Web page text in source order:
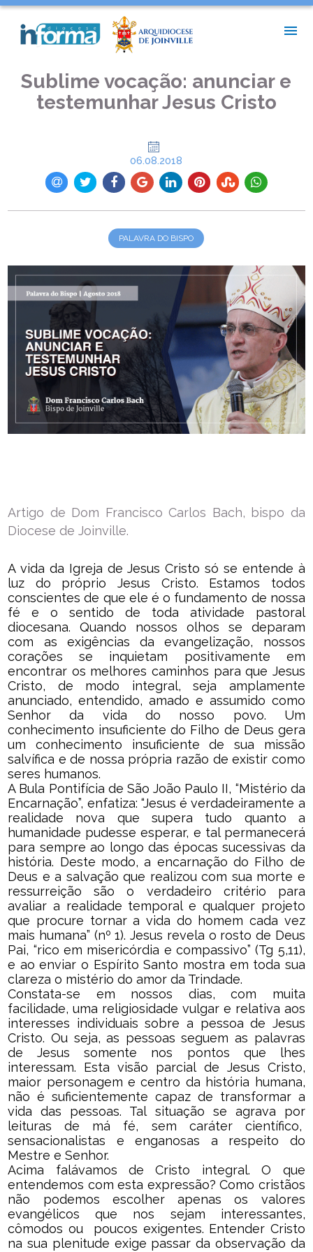
SUBLIME VOCAÇÃO: ANUNCIAR E TESTEMUNHAR JESUS
Sublime vocação: anunciar e
testemunhar Jesus Cristo
06.08.2018
PALAVRA DO BISPO
Artigo de Dom Francisco Carlos Bach, bispo da
Diocese de Joinville.
A vida da Igreja de Jesus Cristo só se entende à
luz do próprio Jesus Cristo. Estamos todos
conscientes de que ele é o fundamento de nossa
fé e o sentido de toda atividade pastoral
diocesana. Quando nossos olhos se deparam
com as exigências da evangelização, nossos
corações se inquietam positivamente em
encontrar os melhores caminhos para que Jesus
Cristo, de modo integral, seja amplamente
anunciado, entendido, amado e assumido como
Senhor da vida do nosso povo. Um
conhecimento insuficiente do Filho de Deus gera
um conhecimento insuficiente de sua missão
salvífica e de nossa própria razão de existir como
seres humanos.
A Bula Pontifícia de São João Paulo II, “Mistério da
Encarnação”, enfatiza: “Jesus é verdadeiramente a
realidade nova que supera tudo quanto a
humanidade pudesse esperar, e tal permanecerá
para sempre ao longo das épocas sucessivas da
história. Deste modo, a encarnação do Filho de
Deus e a salvação que realizou com sua morte e
ressurreição são o verdadeiro critério para
avaliar a realidade temporal e qualquer projeto
que procure tornar a vida do homem cada vez
mais humana” (nº 1). Jesus revela o rosto de Deus
Pai, “rico em misericórdia e compassivo” (Tg 5,11),
e ao enviar o Espírito Santo mostra em toda sua
clareza o mistério do amor da Trindade.
Constata-se em nossos dias, com muita
facilidade, uma religiosidade vulgar e relativa aos
interesses individuais sobre a pessoa de Jesus
Cristo. Ou seja, as pessoas seguem as palavras
de Jesus somente nos pontos que lhes
interessam. Esta visão parcial de Jesus Cristo,
maior personagem e centro da história humana,
não é suficientemente capaz de transformar a
vida das pessoas. Tal situação se agrava por
leituras de má fé, sem caráter científico,
sensacionalistas e enganosas a respeito do
Mestre e Senhor.
Acima falávamos de Cristo integral. O que
entendemos com esta expressão? Como cristãos
não podemos escolher apenas os valores
evangélicos que nos sejam interessantes,
cômodos ou poucos exigentes. Entender Cristo
na sua plenitude exige passar da observação da